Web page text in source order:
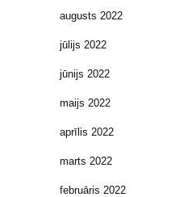
augusts 2022
jūlijs 2022
jūnijs 2022
maijs 2022
aprīlis 2022
marts 2022
februāris 2022